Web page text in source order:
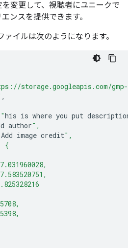
変更して、視聴者にユニークで
ンスを提供できます。
イルは次のようになります。
storage.googleapis.com/
,
his is where you put
author",
Add image credit",
{